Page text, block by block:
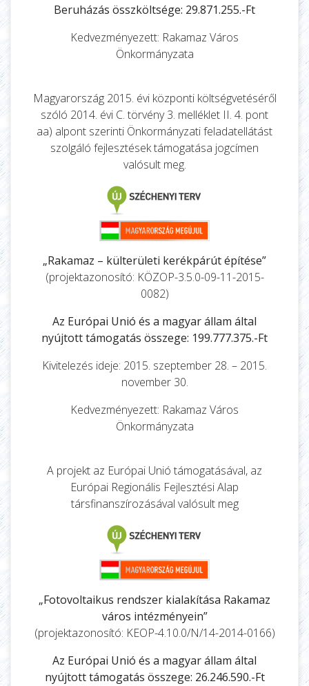
Beruházás összköltsége: 29.871.255.-Ft
Kedvezményezett: Rakamaz Város
Önkormányzata
Magyarország 2015. évi központi költségvetéséről
szóló 2014. évi C. törvény 3. melléklet II. 4. pont
aa) alpont szerinti Önkormányzati feladatellátást
szolgáló fejlesztések támogatása jogcímen
valósult meg.
„Rakamaz – külterületi kerékpárút építése”
(projektazonosító: KÖZOP-3.5.0-09-11-2015-
0082)
Az Európai Unió és a magyar állam által
nyújtott támogatás összege: 199.777.375.-Ft
Kivitelezés ideje: 2015. szeptember 28. – 2015.
november 30.
Kedvezményezett: Rakamaz Város
Önkormányzata
A projekt az Európai Unió támogatásával, az
Európai Regionális Fejlesztési Alap
társfinanszírozásával valósult meg
„Fotovoltaikus rendszer kialakítása Rakamaz
város intézményein”
(projektazonosító: KEOP-4.10.0/N/14-2014-0166)
Az Európai Unió és a magyar állam által
nyújtott támogatás összege: 26.246.590.-Ft